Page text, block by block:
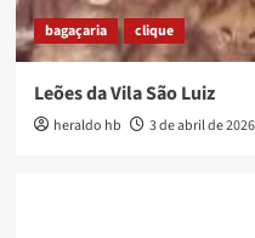
bagaçaria clique
Leões da Vila São Luiz
heraldo hb 3 de abril de 2026